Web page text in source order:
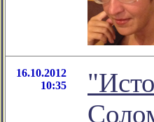
16.10.2012
10:35